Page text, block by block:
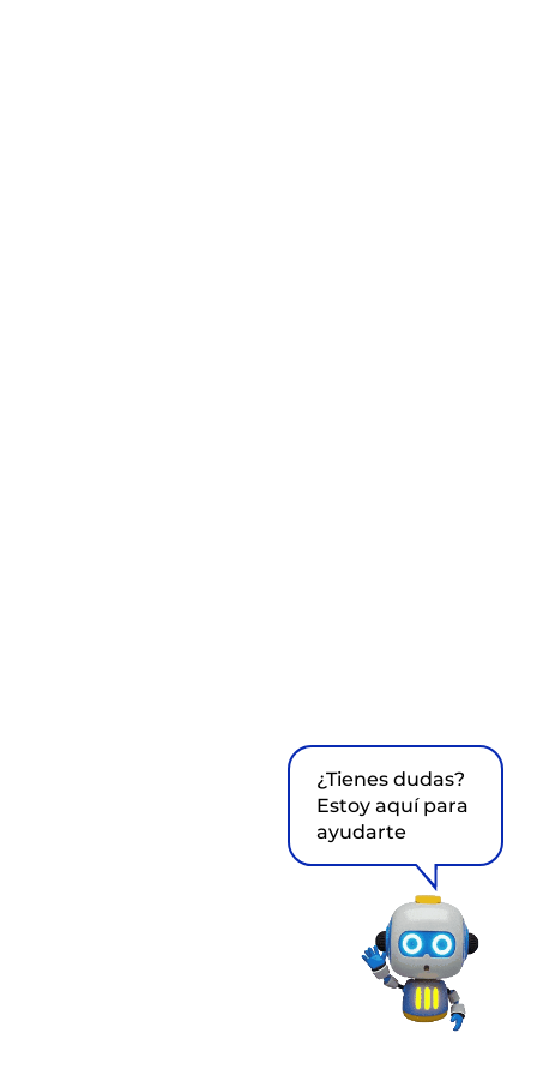
¿Tienes dudas?
Estoy aquí para
ayudarte